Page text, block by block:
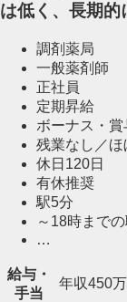
は低く、長期
調剤薬局
一般薬剤師
正社員
定期昇給
ボーナス・賞
残業なし／ほ
休日120日
有休推奨
駅5分
～18時まで
…
給与・
手当
年収450